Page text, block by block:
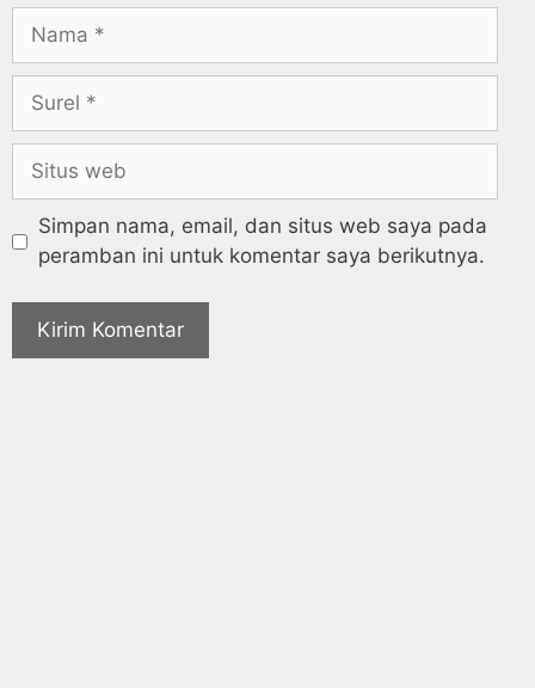
Simpan nama, email, dan situs web saya pada
peramban ini untuk komentar saya berikutnya.